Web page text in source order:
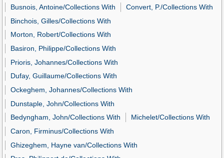
Busnois, Antoine/Collections With
Convert, P./Collections With
Binchois, Gilles/Collections With
Morton, Robert/Collections With
Basiron, Philippe/Collections With
Prioris, Johannes/Collections With
Dufay, Guillaume/Collections With
Ockeghem, Johannes/Collections With
Dunstaple, John/Collections With
Bedyngham, John/Collections With
Michelet/Collections With
Caron, Firminus/Collections With
Ghizeghem, Hayne van/Collections With